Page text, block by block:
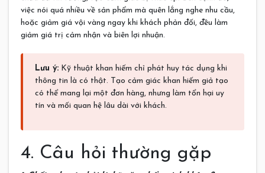
việc nói quá nhiều về sản phẩm mà quên lắng nghe nhu cầu,
hoặc giảm giá vội vàng ngay khi khách phản đối, đều làm
giảm giá trị cảm nhận và biên lợi nhuận.
Lưu ý: Kỹ thuật khan hiếm chỉ phát huy tác dụng khi
thông tin là có thật. Tạo cảm giác khan hiếm giả tạo
có thể mang lại một đơn hàng, nhưng làm tổn hại uy
tín và mối quan hệ lâu dài với khách.
4. Câu hỏi thường gặp